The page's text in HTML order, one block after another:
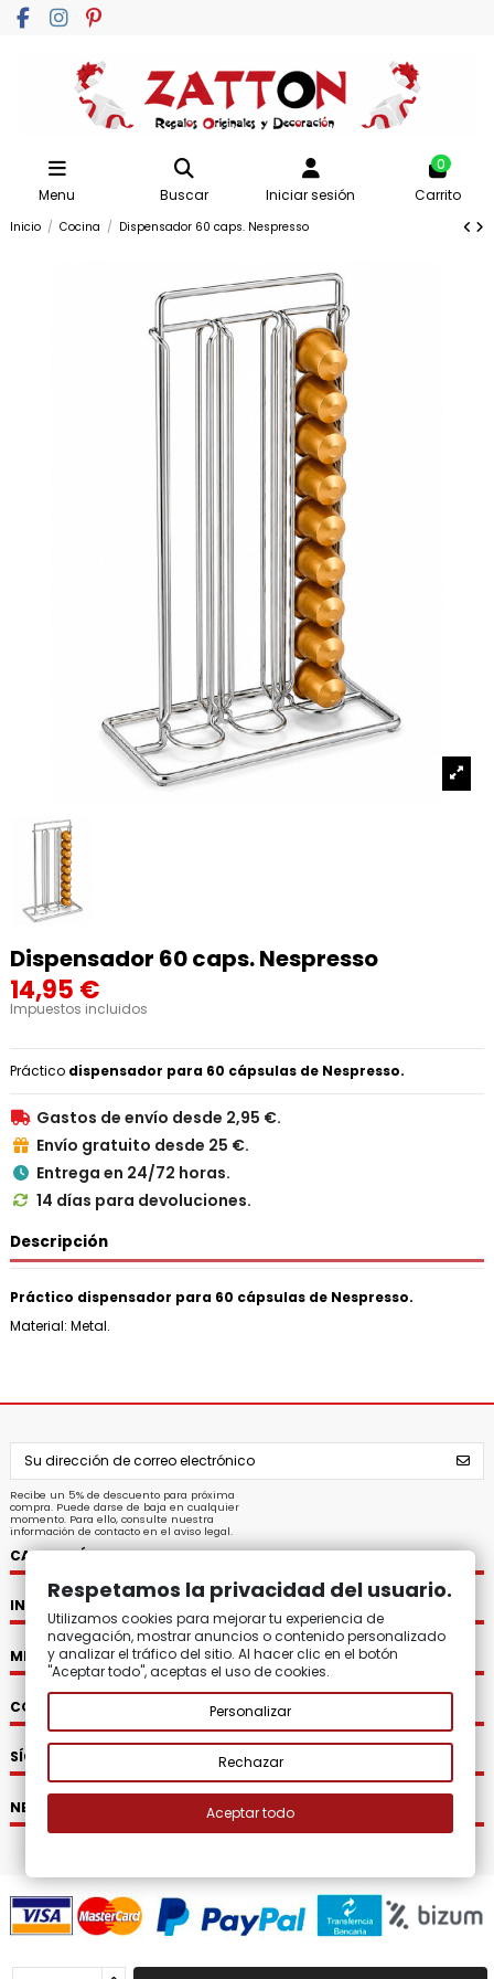
Menu Buscar Iniciar sesión
0
Carrito
Inicio Cocina Dispensador 60 caps. Nespresso
Dispensador 60 caps. Nespresso
14,95 €
Impuestos incluidos
Práctico dispensador para 60 cápsulas de Nespresso.
 Gastos de envío desde 2,95 €.
 Envío gratuito desde 25 €.
 Entrega en 24/72 horas.
 14 días para devoluciones.
Descripción
Práctico dispensador para 60 cápsulas de Nespresso.
Material: Metal.
Recibe un 5% de descuento para próxima
compra. Puede darse de baja en cualquier
momento. Para ello, consulte nuestra
información de contacto en el aviso legal.
CATEGORÍAS
INFORMACIÓN
MI CUENTA
CONTACTO
SÍGUENOS
NEWSLETTER
Respetamos la privacidad del usuario.
Utilizamos cookies para mejorar tu experiencia de
navegación, mostrar anuncios o contenido personalizado
y analizar el tráfico del sitio. Al hacer clic en el botón
"Aceptar todo", aceptas el uso de cookies.
Personalizar
Rechazar
Aceptar todo